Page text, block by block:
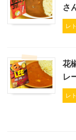
さ
レ
花
レ
レ